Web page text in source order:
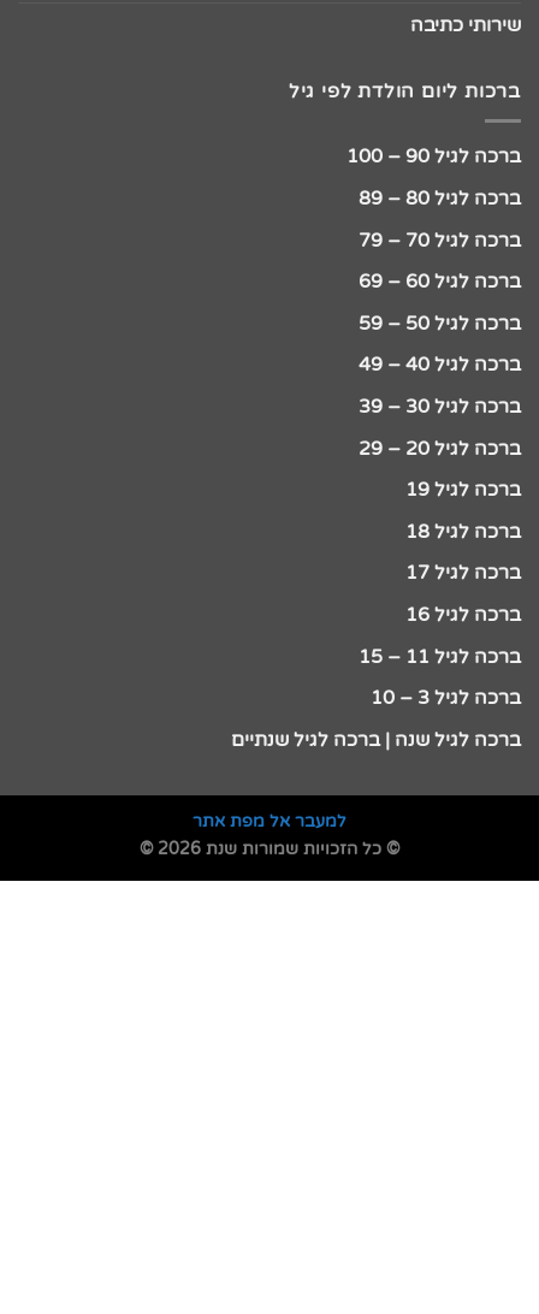
שירותי כתיבה
ברכות ליום הולדת לפי גיל
ברכה לגיל 90 – 100
ברכה לגיל 80 – 89
ברכה לגיל 70 – 79
ברכה לגיל 60 – 69
ברכה לגיל 50 – 59
ברכה לגיל 40 – 49
ברכה לגיל 30 – 39
ברכה לגיל 20 – 29
ברכה לגיל 19
ברכה לגיל 18
ברכה לגיל 17
ברכה לגיל 16
ברכה לגיל 11 – 15
ברכה לגיל 3 – 10
ברכה לגיל שנה | ברכה לגיל שנתיים
למעבר אל מפת אתר
© כל הזכויות שמורות שנת 2026 ©